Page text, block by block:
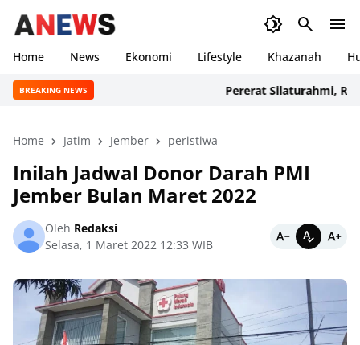
Home News Ekonomi Lifestyle Khazanah
BREAKING NEWS Pererat Silaturahmi,
Home Jatim Jember peristiwa
Inilah Jadwal Donor Darah PMI
Jember Bulan Maret 2022
Oleh Redaksi
Selasa, 1 Maret 2022 12:33 WIB